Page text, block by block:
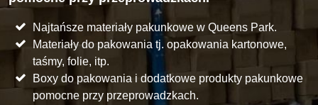
Najtańsze materiały pakunkowe w Queens Park.
Materiały do pakowania tj. opakowania kartonowe,
taśmy, folie, itp.
Boxy do pakowania i dodatkowe produkty pakunkowe
pomocne przy przeprowadzkach.